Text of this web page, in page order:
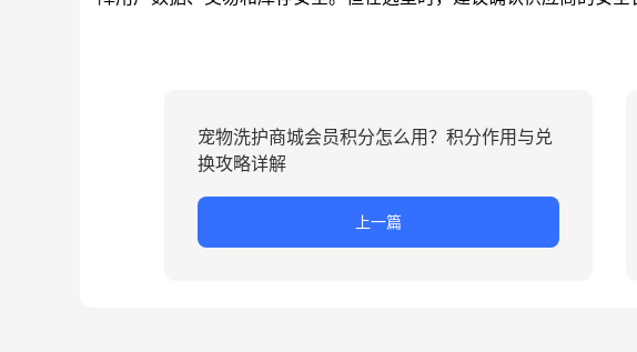
宠物洗护商城会员积分怎么用？积分作用与兑
换攻略详解
上一篇